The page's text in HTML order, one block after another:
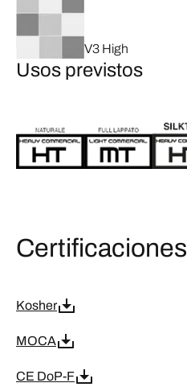
V3 High
Usos previstos
Certificaciones
Kosher
MOCA
CE DoP-F